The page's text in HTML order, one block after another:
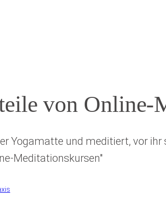
von Online-